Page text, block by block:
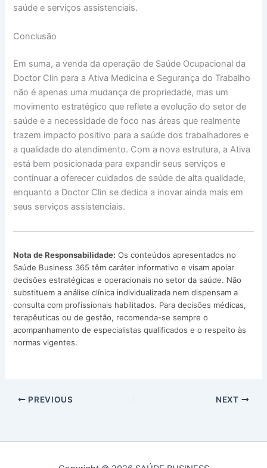
saúde e serviços assistenciais.
Conclusão
Em suma, a venda da operação de Saúde Ocupacional da
Doctor Clin para a Ativa Medicina e Segurança do Trabalho
não é apenas uma mudança de propriedade, mas um
movimento estratégico que reflete a evolução do setor de
saúde e a necessidade de foco nas áreas que realmente
trazem impacto positivo para a saúde dos trabalhadores e
a qualidade do atendimento. Com a nova estrutura, a Ativa
está bem posicionada para expandir seus serviços e
continuar a oferecer cuidados de saúde de alta qualidade,
enquanto a Doctor Clin se dedica a inovar ainda mais em
seus serviços assistenciais.
Nota de Responsabilidade: Os conteúdos apresentados no
Saúde Business 365 têm caráter informativo e visam apoiar
decisões estratégicas e operacionais no setor da saúde. Não
substituem a análise clínica individualizada nem dispensam a
consulta com profissionais habilitados. Para decisões médicas,
terapêuticas ou de gestão, recomenda-se sempre o
acompanhamento de especialistas qualificados e o respeito às
normas vigentes.
PREVIOUS NEXT